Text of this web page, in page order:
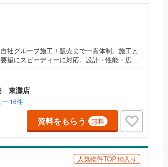
社グループ施工！販売まで一貫体制。施工と
望にスピーディーに対応。設計・性能・広
「理想」が叶うのか？ 施工から販売までグ
コストを徹底カット。その分を「広さ」と
理想」も諦めない。専属FPによる無料相談
育費や老後資金など将来の出費を数値化。一
成します。 ・プロならではのアドバイス 「最
夫？」といった疑問から住宅ローンの最大活
ンをご提案「自分らしい家」と「安心できる
えませんか？当日の現地見学・FP相談も受付
東灘店
ー 16件
資料をもらう 無料
人気物件TOP10入り